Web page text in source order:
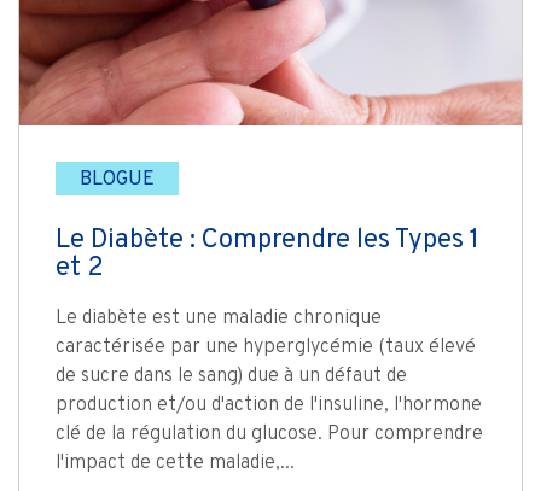
BLOGUE
Le Diabète : Comprendre les Types 1
et 2
Le diabète est une maladie chronique
caractérisée par une hyperglycémie (taux élevé
de sucre dans le sang) due à un défaut de
production et/ou d'action de l'insuline, l'hormone
clé de la régulation du glucose. Pour comprendre
l'impact de cette maladie,...